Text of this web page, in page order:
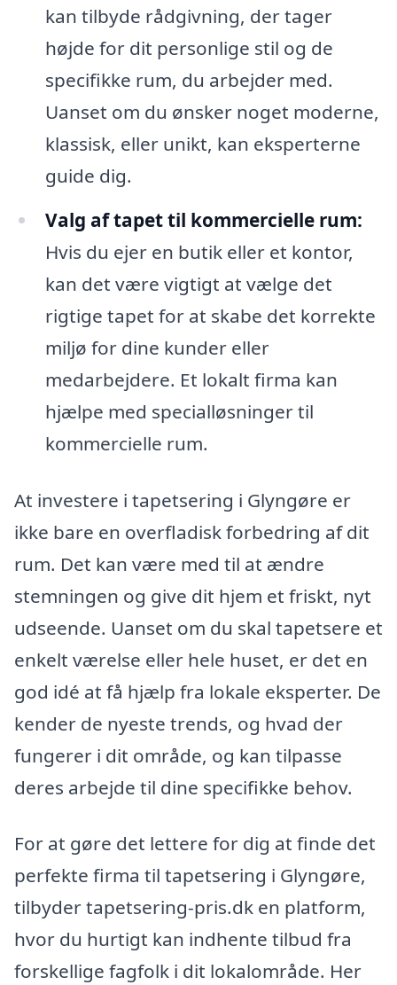
kan tilbyde rådgivning, der tager
højde for dit personlige stil og de
specifikke rum, du arbejder med.
Uanset om du ønsker noget moderne,
klassisk, eller unikt, kan eksperterne
guide dig.
Valg af tapet til kommercielle rum:
Hvis du ejer en butik eller et kontor,
kan det være vigtigt at vælge det
rigtige tapet for at skabe det korrekte
miljø for dine kunder eller
medarbejdere. Et lokalt firma kan
hjælpe med specialløsninger til
kommercielle rum.
At investere i tapetsering i Glyngøre er
ikke bare en overfladisk forbedring af dit
rum. Det kan være med til at ændre
stemningen og give dit hjem et friskt, nyt
udseende. Uanset om du skal tapetsere et
enkelt værelse eller hele huset, er det en
god idé at få hjælp fra lokale eksperter. De
kender de nyeste trends, og hvad der
fungerer i dit område, og kan tilpasse
deres arbejde til dine specifikke behov.
For at gøre det lettere for dig at finde det
perfekte firma til tapetsering i Glyngøre,
tilbyder tapetsering-pris.dk en platform,
hvor du hurtigt kan indhente tilbud fra
forskellige fagfolk i dit lokalområde. Her